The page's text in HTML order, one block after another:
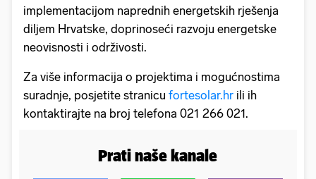
implementacijom naprednih energetskih rješenja
diljem Hrvatske, doprinoseći razvoju energetske
neovisnosti i održivosti.
Za više informacija o projektima i mogućnostima
suradnje, posjetite stranicu fortesolar.hr ili ih
kontaktirajte na broj telefona 021 266 021.
Prati naše kanale